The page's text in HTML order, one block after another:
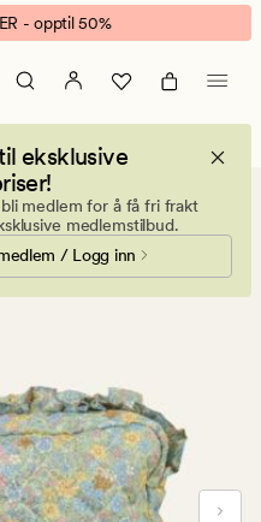
- opptil 50%
eksklusive
medlem for å få fri frakt
medlemstilbud.
/ Logg inn